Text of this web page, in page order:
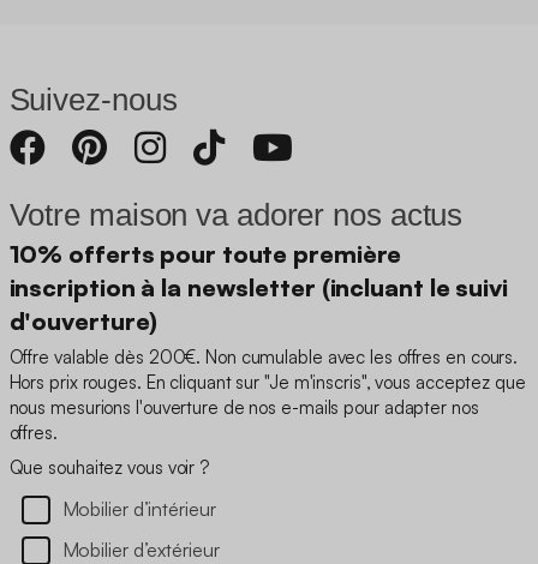
Suivez-nous
Votre maison va adorer nos actus
10% offerts pour toute première
inscription à la newsletter (incluant le suivi
d'ouverture)
Offre valable dès 200€. Non cumulable avec les offres en cours.
Hors prix rouges. En cliquant sur "Je m'inscris", vous acceptez que
nous mesurions l'ouverture de nos e-mails pour adapter nos
offres.
Que souhaitez vous voir ?
Mobilier d’intérieur
Mobilier d’extérieur